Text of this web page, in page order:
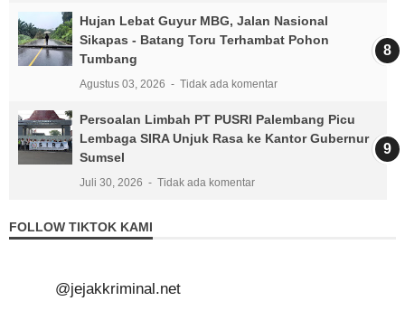
Hujan Lebat Guyur MBG, Jalan Nasional
Sikapas - Batang Toru Terhambat Pohon
Tumbang
Agustus 03, 2026 Tidak ada komentar
Persoalan Limbah PT PUSRI Palembang Picu
Lembaga SIRA Unjuk Rasa ke Kantor Gubernur
Sumsel
Juli 30, 2026 Tidak ada komentar
FOLLOW TIKTOK KAMI
@jejakkriminal.net